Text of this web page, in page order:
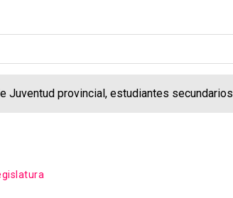
provincial, estudiantes secundarios